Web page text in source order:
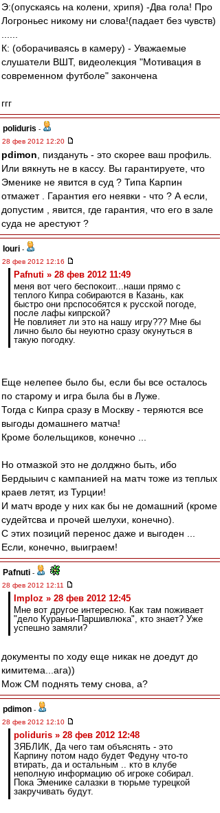
Э:(опускаясь на колени, хрипя) -Два гола! Про
Логроньес никому ни слова!(падает без чувств)
К: (оборачиваясь в камеру) - Уважаемые
слушатели ВШТ, видеолекция "Мотивация в
современном футболе" закончена
ггг
poliduris -
28 фев 2012 12:20
pdimon , пиздануть - это скорее ваш профиль.
Или вякнуть не в кассу. Вы гарантируете, что
Эменике не явится в суд ? Типа Карпин
отмажет . Гарантия его неявки - что ? А если,
допустим , явится, где гарантия, что его в зале
суда не арестуют ?
Iouri -
28 фев 2012 12:16
Pafnuti » 28 фев 2012 11:49
меня вот чего беспокоит...наши прямо с
теплого Кипра собираются в Казань, как
быстро они прспособятся к русской погоде,
после лафы кипрской?
Не повлияет ли это на нашу игру??? Мне бы
лично было бы неуютно сразу окунуться в
такую погодку.
Еще нелепее было бы, если бы все осталось
по старому и игра была бы в Луже.
Тогда с Кипра сразу в Москву - теряются все
выгоды домашнего матча!
Кроме болельщиков, конечно ...
Но отмазкой это не долджно быть, ибо
Бердыыич с кампанией на матч тоже из теплых
краев летят, из Турции!
И матч вроде у них как бы не домашний (кроме
судейтсва и прочей шелухи, конечно).
С этих позиций перенос даже и выгоден ...
Если, конечно, выиграем!
Pafnuti -
28 фев 2012 12:11
Imploz » 28 фев 2012 12:45
Мне вот другое интересно. Как там поживает
"дело Кураньи-Паршивлюка", кто знает? Уже
успешно замяли?
документы по ходу еще никак не доедут до
кимитема...ага))
Мож СМ поднять тему снова, а?
pdimon -
28 фев 2012 12:10
poliduris » 28 фев 2012 12:48
ЗЯБЛИК, Да чего там объяснять - это
Карпину потом надо будет Федуну что-то
втирать, да и остальным .. кто в клубе
неполную информацию об игроке собирал.
Пока Эменике салазки в тюрьме турецкой
закручивать будут.